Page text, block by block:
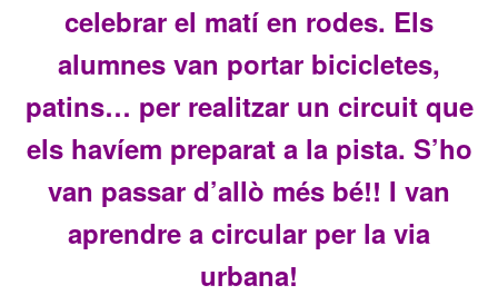
celebrar el matí en rodes. Els
alumnes van portar bicicletes,
patins… per realitzar un circuit que
els havíem preparat a la pista. S’ho
van passar d’allò més bé!! I van
aprendre a circular per la via
urbana!